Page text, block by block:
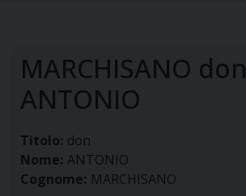
MARCHISANO don
ANTONIO
Titolo: don
Nome: ANTONIO
Cognome: MARCHISANO